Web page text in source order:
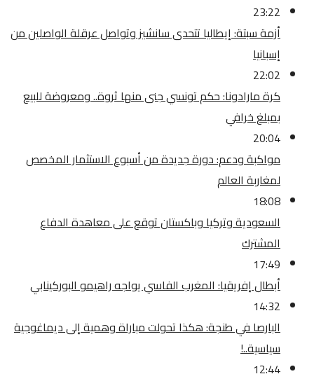
23:22
أزمة سبتة: إيطاليا تتحدى سانشيز وتواصل عرقلة الواصلين من
إسبانيا
22:02
كرة مارادونا: حكم تونسي جنى منها ثروة.. ومعروضة للبيع
بمبلغ خرافي
20:04
مواكبة ودعم: دورة جديدة من أسبوع الاستثمار المخصص
لمغاربة العالم
18:08
السعودية وتركيا وباكستان توقع على معاهدة الدفاع
المشترك
17:49
أبطال إفريقيا: المغرب الفاسي يواجه راهيمو البوركينابي
14:32
البارصا في طنجة: هكذا تحولت مباراة وهمية إلى ديماغوجية
سياسية..!
12:44